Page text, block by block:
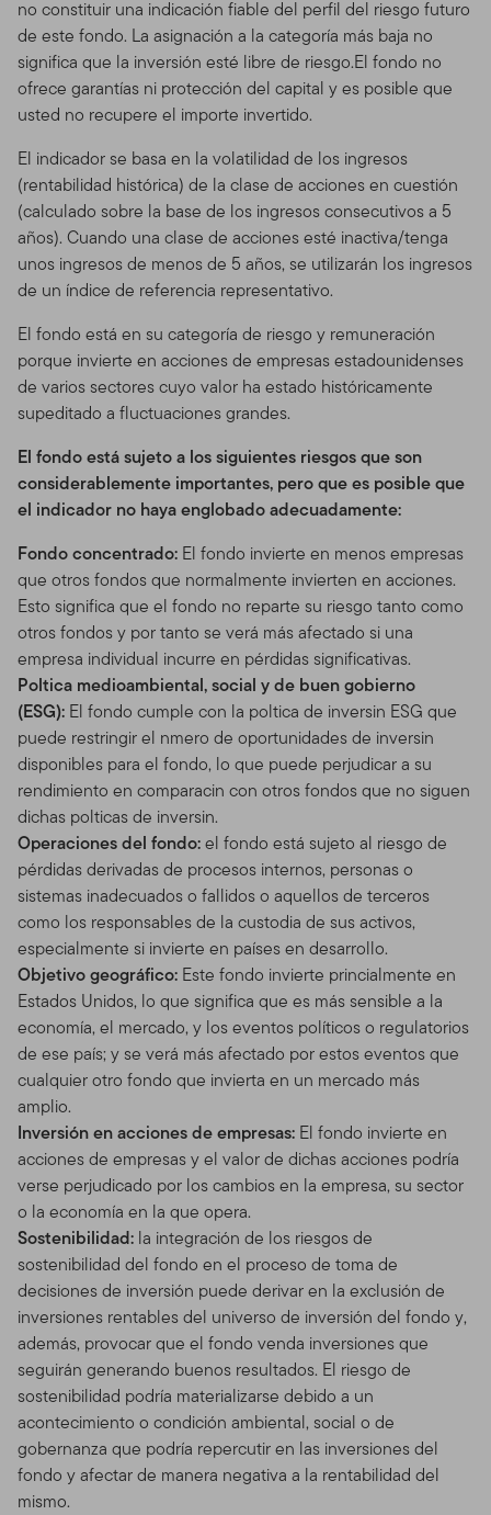
no constituir una indicación fiable del perfil del riesgo futuro
de este fondo. La asignación a la categoría más baja no
significa que la inversión esté libre de riesgo.El fondo no
ofrece garantías ni protección del capital y es posible que
usted no recupere el importe invertido.
El indicador se basa en la volatilidad de los ingresos
(rentabilidad histórica) de la clase de acciones en cuestión
(calculado sobre la base de los ingresos consecutivos a 5
años). Cuando una clase de acciones esté inactiva/tenga
unos ingresos de menos de 5 años, se utilizarán los ingresos
de un índice de referencia representativo.
El fondo está en su categoría de riesgo y remuneración
porque invierte en acciones de empresas estadounidenses
de varios sectores cuyo valor ha estado históricamente
supeditado a fluctuaciones grandes.
El fondo está sujeto a los siguientes riesgos que son
considerablemente importantes, pero que es posible que
el indicador no haya englobado adecuadamente:
Fondo concentrado: El fondo invierte en menos empresas
que otros fondos que normalmente invierten en acciones.
Esto significa que el fondo no reparte su riesgo tanto como
otros fondos y por tanto se verá más afectado si una
empresa individual incurre en pérdidas significativas.
Poltica medioambiental, social y de buen gobierno
(ESG): El fondo cumple con la poltica de inversin ESG que
puede restringir el nmero de oportunidades de inversin
disponibles para el fondo, lo que puede perjudicar a su
rendimiento en comparacin con otros fondos que no siguen
dichas polticas de inversin.
Operaciones del fondo:el fondo está sujeto al riesgo de
pérdidas derivadas de procesos internos, personas o
sistemas inadecuados o fallidos o aquellos de terceros
como los responsables de la custodia de sus activos,
especialmente si invierte en países en desarrollo.
Objetivo geográfico: Este fondo invierte princialmente en
Estados Unidos, lo que significa que es más sensible a la
economía, el mercado, y los eventos políticos o regulatorios
de ese país; y se verá más afectado por estos eventos que
cualquier otro fondo que invierta en un mercado más
amplio.
Inversión en acciones de empresas: El fondo invierte en
acciones de empresas y el valor de dichas acciones podría
verse perjudicado por los cambios en la empresa, su sector
o la economía en la que opera.
Sostenibilidad: la integración de los riesgos de
sostenibilidad del fondo en el proceso de toma de
decisiones de inversión puede derivar en la exclusión de
inversiones rentables del universo de inversión del fondo y,
además, provocar que el fondo venda inversiones que
seguirán generando buenos resultados. El riesgo de
sostenibilidad podría materializarse debido a un
acontecimiento o condición ambiental, social o de
gobernanza que podría repercutir en las inversiones del
fondo y afectar de manera negativa a la rentabilidad del
mismo.